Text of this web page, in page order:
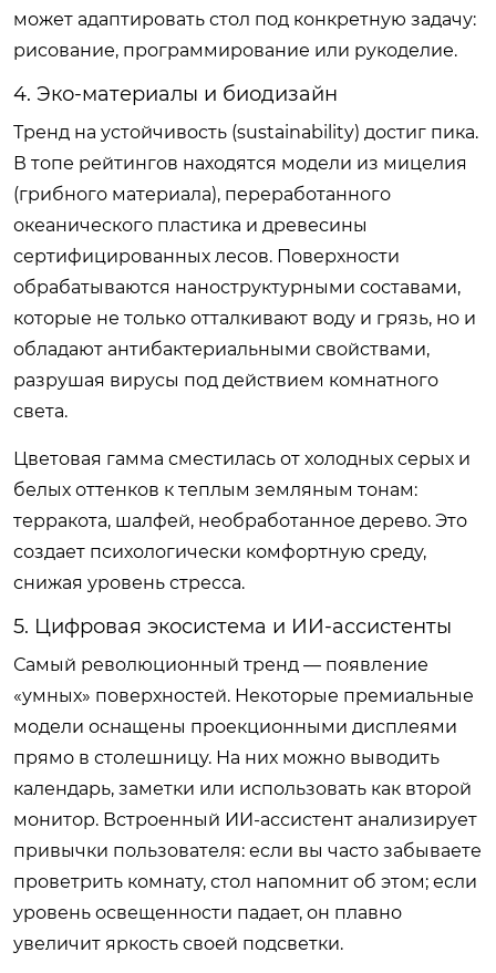
может адаптировать стол под конкретную задачу:
рисование, программирование или рукоделие.
4. Эко-материалы и биодизайн
Тренд на устойчивость (sustainability) достиг пика.
В топе рейтингов находятся модели из мицелия
(грибного материала), переработанного
океанического пластика и древесины
сертифицированных лесов. Поверхности
обрабатываются наноструктурными составами,
которые не только отталкивают воду и грязь, но и
обладают антибактериальными свойствами,
разрушая вирусы под действием комнатного
света.
Цветовая гамма сместилась от холодных серых и
белых оттенков к теплым земляным тонам:
терракота, шалфей, необработанное дерево. Это
создает психологически комфортную среду,
снижая уровень стресса.
5. Цифровая экосистема и ИИ-ассистенты
Самый революционный тренд — появление
«умных» поверхностей. Некоторые премиальные
модели оснащены проекционными дисплеями
прямо в столешницу. На них можно выводить
календарь, заметки или использовать как второй
монитор. Встроенный ИИ-ассистент анализирует
привычки пользователя: если вы часто забываете
проветрить комнату, стол напомнит об этом; если
уровень освещенности падает, он плавно
увеличит яркость своей подсветки.